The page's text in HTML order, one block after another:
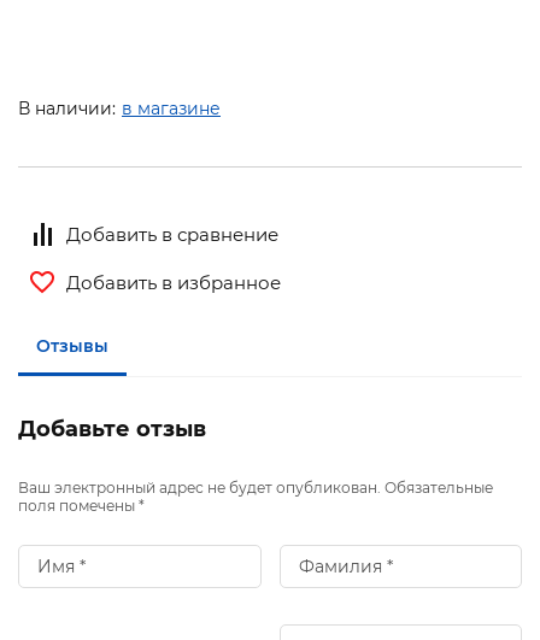
В наличии: в магазине
Добавить в сравнение
Добавить в избранное
Отзывы
Добавьте отзыв
Ваш электронный адрес не будет опубликован. Обязательные
поля помечены *